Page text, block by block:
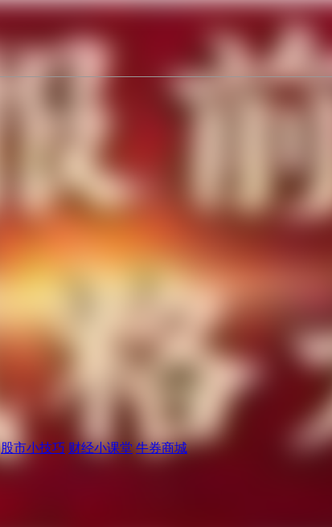
股市小技巧 财经小课堂 牛券商城